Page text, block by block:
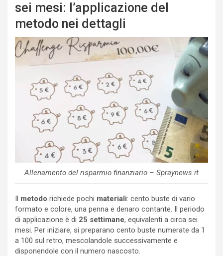
sei mesi: l’applicazione del
metodo nei dettagli
Allenamento del risparmio finanziario – Spraynews.it
Il metodo richiede pochi materiali: cento buste di vario
formato e colore, una penna e denaro contante. Il periodo
di applicazione è di 25 settimane, equivalenti a circa sei
mesi. Per iniziare, si preparano cento buste numerate da 1
a 100 sul retro, mescolandole successivamente e
disponendole con il numero nascosto.